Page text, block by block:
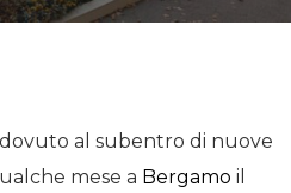
al subentro di nuove
mese a Bergamo il